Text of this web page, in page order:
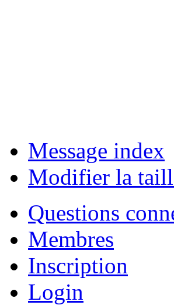
Message index
Modifier la
Questions
Membres
Inscription
Login